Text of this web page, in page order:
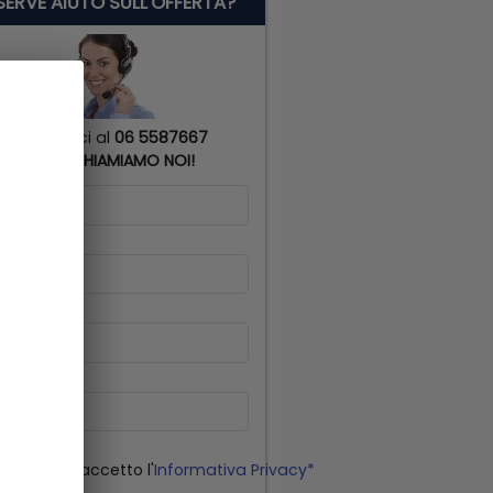
Chiamaci al 06 5587667
TI RICHIAMIAMO NOI!
Ho letto ed accetto l'Informativa Privacy*